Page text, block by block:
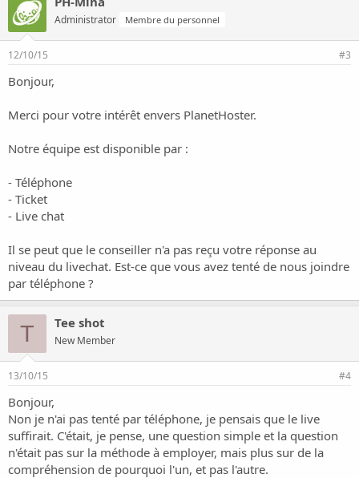
Administrator Membre du personnel
12/10/15 #3
Bonjour,
Merci pour votre intérêt envers PlanetHoster.
Notre équipe est disponible par :
- Téléphone
- Ticket
- Live chat
Il se peut que le conseiller n'a pas reçu votre réponse au
niveau du livechat. Est-ce que vous avez tenté de nous joindre
par téléphone ?
T Tee shot
New Member
13/10/15 #4
Bonjour,
Non je n'ai pas tenté par téléphone, je pensais que le live
suffirait. C'était, je pense, une question simple et la question
n'était pas sur la méthode à employer, mais plus sur de la
compréhension de pourquoi l'un, et pas l'autre.